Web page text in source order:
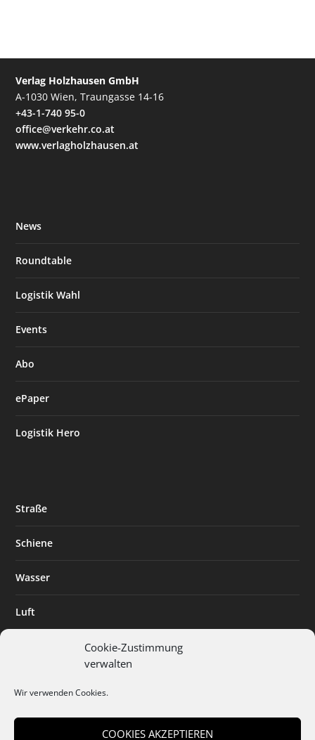
Cookie-Zustimmung
verwalten
Wir verwenden Cookies.
COOKIES AKZEPTIEREN
Verlag Holzhausen GmbH
A-1030 Wien, Traungasse 14-16
+43-1-740 95-0
office@verkehr.co.at
www.verlagholzhausen.at
News
Roundtable
Logistik Wahl
Events
Abo
ePaper
Logistik Hero
Straße
Schiene
Wasser
Luft
Digitalisierung